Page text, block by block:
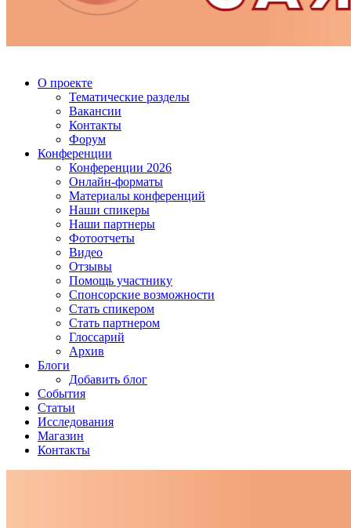
О проекте
Тематические разделы
Вакансии
Контакты
Форум
Конференции
Конференции 2026
Онлайн-форматы
Материалы конференций
Наши спикеры
Наши партнеры
Фотоотчеты
Видео
Отзывы
Помощь участнику
Спонсорские возможности
Стать спикером
Стать партнером
Глоссарий
Архив
Блоги
Добавить блог
События
Статьи
Исследования
Магазин
Контакты